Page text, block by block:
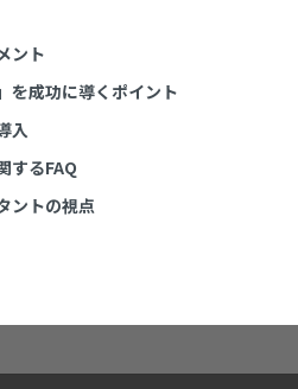
ント
を成功に導くポイント
入
するFAQ
ントの視点